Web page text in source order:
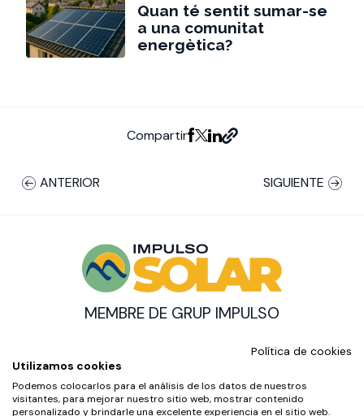
Quan té sentit sumar-se
a una comunitat
energètica?
Compartir
ANTERIOR SIGUIENTE
MEMBRE DE GRUP IMPULSO
AMB EL SUPORT DE:
Política de cookies
Utilizamos cookies
Podemos colocarlos para el análisis de los datos de nuestros
visitantes, para mejorar nuestro sitio web, mostrar contenido
personalizado y brindarle una excelente experiencia en el sitio web.